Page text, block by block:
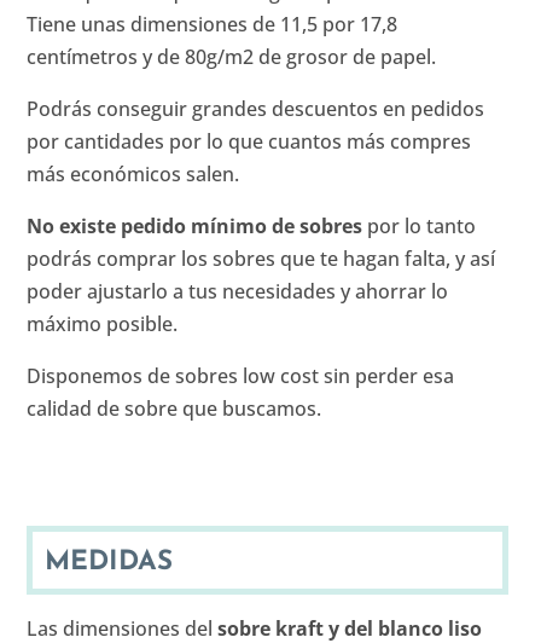
Tiene unas dimensiones de 11,5 por 17,8
centímetros y de 80g/m2 de grosor de papel.
Podrás conseguir grandes descuentos en pedidos
por cantidades por lo que cuantos más compres
más económicos salen.
No existe pedido mínimo de sobres por lo tanto
podrás comprar los sobres que te hagan falta, y así
poder ajustarlo a tus necesidades y ahorrar lo
máximo posible.
Disponemos de sobres low cost sin perder esa
calidad de sobre que buscamos.
MEDIDAS
Las dimensiones delsobre kraft y del blanco liso